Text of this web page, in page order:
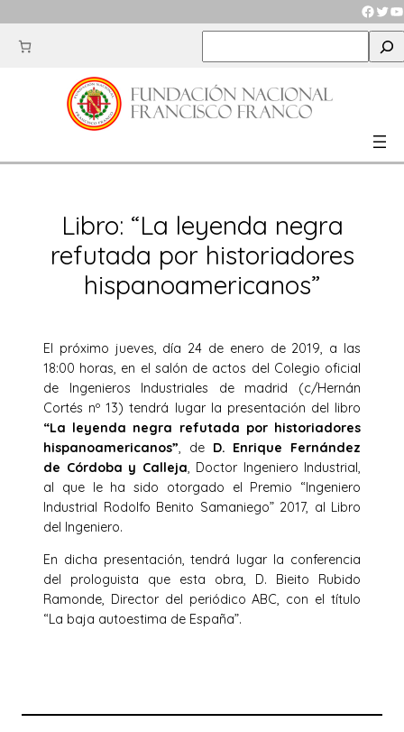
al
contenido
e
r
c
Libro: “La leyenda negra
refutada por historiadores
hispanoamericanos”
El próximo jueves, día 24 de enero de 2019, a las
18:00 horas, en el salón de actos del Colegio oficial
de Ingenieros Industriales de madrid (c/Hernán
Cortés nº 13) tendrá lugar la presentación del libro
“La leyenda negra refutada por historiadores
hispanoamericanos”, de D. Enrique Fernández
de Córdoba y Calleja, Doctor Ingeniero Industrial,
al que le ha sido otorgado el Premio “Ingeniero
Industrial Rodolfo Benito Samaniego” 2017, al Libro
del Ingeniero.
En dicha presentación, tendrá lugar la conferencia
del prologuista que esta obra, D. Bieito Rubido
Ramonde, Director del periódico ABC, con el título
“La baja autoestima de España”.